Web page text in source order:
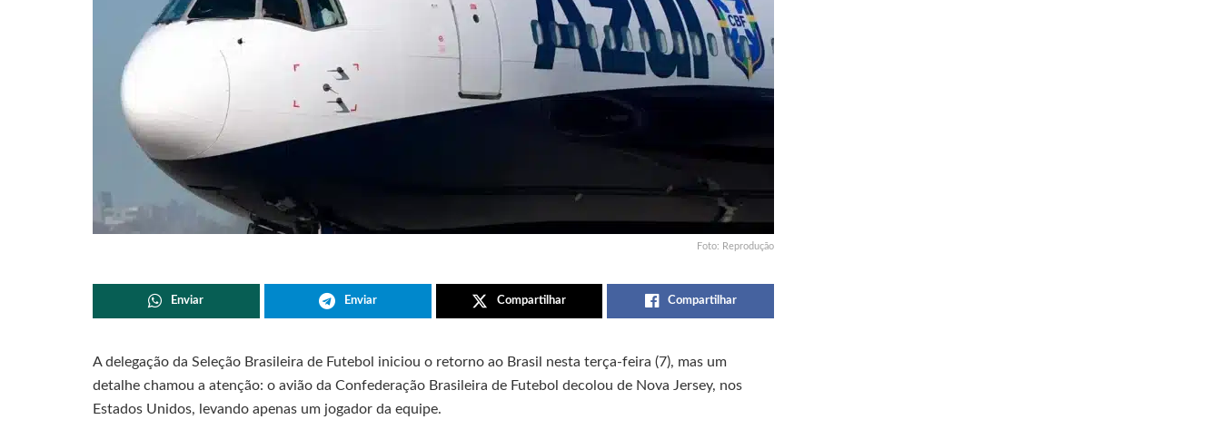
Foto: Reprodução
Enviar Enviar Compartilhar Compartilhar
A delegação da Seleção Brasileira de Futebol iniciou o retorno ao Brasil nesta terça-feira (7), mas um
detalhe chamou a atenção: o avião da Confederação Brasileira de Futebol decolou de Nova Jersey, nos
Estados Unidos, levando apenas um jogador da equipe.